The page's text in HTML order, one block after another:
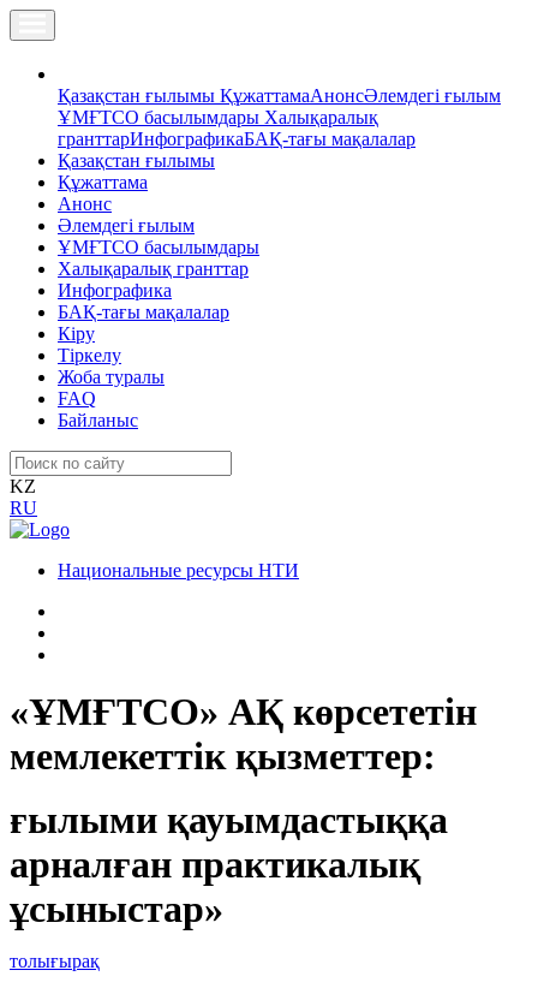
Қазақстан ғылымы ҚұжаттамаАнонсӘлемдегі ғылым
ҰМҒТСО басылымдары Халықаралық
гранттарИнфографикаБАҚ-тағы мақалалар
Қазақстан ғылымы
Құжаттама
Анонс
Әлемдегі ғылым
ҰМҒТСО басылымдары
Халықаралық гранттар
Инфографика
БАҚ-тағы мақалалар
Кіру
Тіркелу
Жоба туралы
FAQ
Байланыс
KZ
RU
Национальные ресурсы НТИ
«ҰМҒТСО» АҚ көрсететін
мемлекеттік қызметтер:
ғылыми қауымдастыққа
арналған практикалық
ұсыныстар»
толығырақ